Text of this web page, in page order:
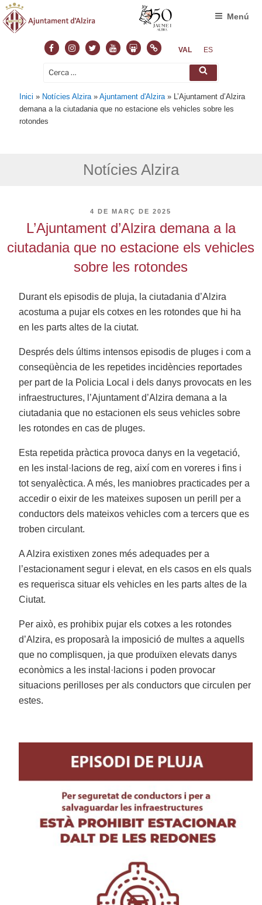
FacebookInstagram
TwitterYoutubeSlideshare
NormasVAL ES
Cerca: Cerca
Menú
Inici » Notícies Alzira »Ajuntament d'Alzira » L’Ajuntament d’Alzira
demana a la ciutadania que no estacione els vehicles sobre les
rotondes
Notícies Alzira
PUBLICAT
4 DE MARÇ DE 2025
L’Ajuntament d’Alzira demana a la
ciutadania que no estacione els vehicles
sobre les rotondes
Durant els episodis de pluja, la ciutadania d’Alzira
acostuma a pujar els cotxes en les rotondes que hi ha
en les parts altes de la ciutat.
Després dels últims intensos episodis de pluges i com a
conseqüència de les repetides incidències reportades
per part de la Policia Local i dels danys provocats en les
infraestructures, l’Ajuntament d’Alzira demana a la
ciutadania que no estacionen els seus vehicles sobre
les rotondes en cas de pluges.
Esta repetida pràctica provoca danys en la vegetació,
en les instal·lacions de reg, així com en voreres i fins i
tot senyalèctica. A més, les maniobres practicades per a
accedir o eixir de les mateixes suposen un perill per a
conductors dels mateixos vehicles com a tercers que es
troben circulant.
A Alzira existixen zones més adequades per a
l’estacionament segur i elevat, en els casos en els quals
es requerisca situar els vehicles en les parts altes de la
Ciutat.
Per això, es prohibix pujar els cotxes a les rotondes
d’Alzira, es proposarà la imposició de multes a aquells
que no complisquen, ja que produïxen elevats danys
econòmics a les instal·lacions i poden provocar
situacions perilloses per als conductors que circulen per
estes.